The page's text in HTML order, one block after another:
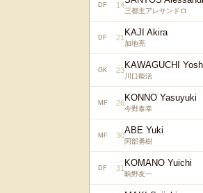
DF 14
三都主アレサンドロ
DF 21 KAJI Akira
加地亮
GK 23KAWAGUCHI
川口能活
MF 26KONNO Yasuyuki
今野泰幸
MF 30ABE Yuki
阿部勇樹
DF 31 KOMANO Yuichi
駒野友一